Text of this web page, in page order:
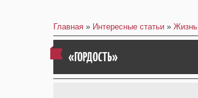
Главная » Интересные статьи » Жизнь
«ГОРДОСТЬ»